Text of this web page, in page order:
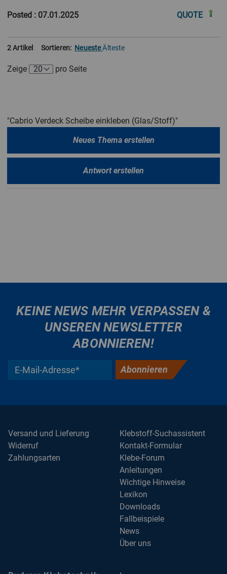
Posted : 07.01.2025 QUOTE
2 Artikel Sortieren: NeuesteÄlteste
Zeige pro Seite
"Cabrio Verdeck Scheibe einkleben (Glas/Stoff)"
Neues Thema erstellen
Antwort erstellen
KEINE NEWS MEHR VERPASSEN &
UNSEREN NEWSLETTER
ABONNIEREN!
Abonnieren
Klebstoff-Suchassistent
Kontakt-Formular
Klebe-Forum
Anleitungen
Wichtige Hinweise
Lexikon
Downloads
Fallbeispiele
News
Über uns
Versand und Lieferung
Widerruf
Zahlungsarten